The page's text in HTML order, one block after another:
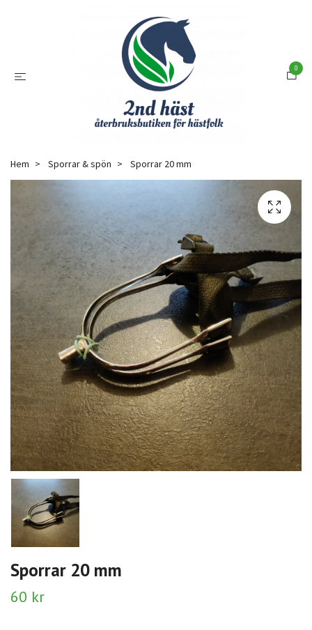
0
Hem Sporrar & spön Sporrar 20 mm
Sporrar 20 mm
60 kr